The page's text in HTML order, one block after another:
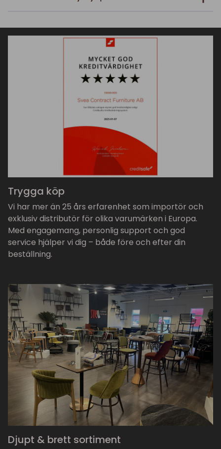
Trygga köp
Vi har mer än 25 års erfarenhet som importör och
exklusiv distributör för olika varumärken i Europa.
Med engagemang, personlig support och god
service hjälper vi dig – både före och efter din
beställning.
Djupt & brett sortiment